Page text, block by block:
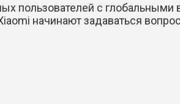
пользователей с глобальными
начинают задаваться